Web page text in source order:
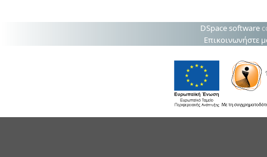
DSpace software
Επικοινωνήστε